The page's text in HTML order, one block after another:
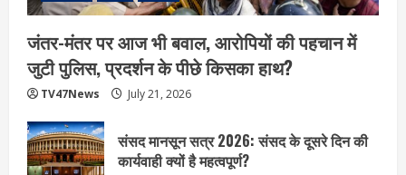
जंतर-मंतर पर आज भी बवाल, आरोपियों की पहचान में
जुटी पुलिस, प्रदर्शन के पीछे किसका हाथ?
TV47News July 21, 2026
संसद मानसून सत्र 2026: संसद के दूसरे दिन की
कार्यवाही क्यों है महत्वपूर्ण?